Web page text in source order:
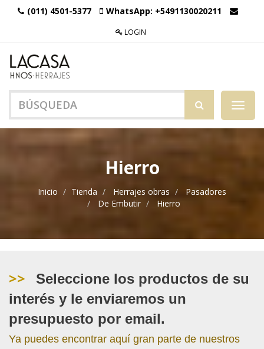
(011) 4501-5377 WhatsApp: +5491130020211
LOGIN
Menú
de
Hierro
Inicio Tienda Herrajes obras
Pasadores
De Embutir
Hierro
>>
Seleccione los productos de su
interés y le enviaremos un
presupuesto por email.
Ya puedes encontrar aquí gran parte de nuestros